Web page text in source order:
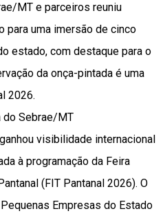
MT e parceiros reuniu
para uma imersão de cinco
estado, com destaque para o
da onça-pintada é uma
2026.
do Sebrae/MT
visibilidade internacional
à programação da Feira
(FIT Pantanal 2026). O
Empresas do Estado